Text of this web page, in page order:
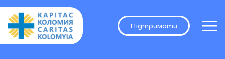
Підтримати